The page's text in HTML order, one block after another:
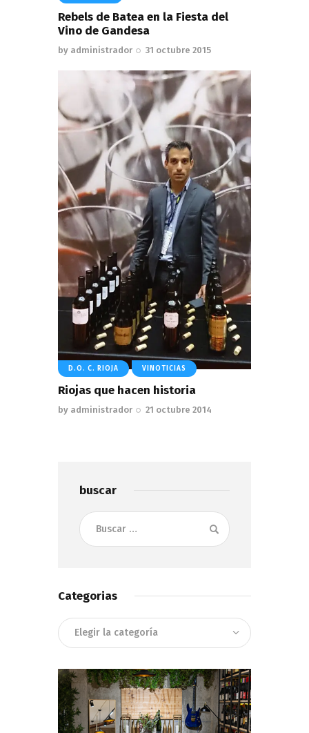
Rebels de Batea en la Fiesta del
Vino de Gandesa
by administrador 31 octubre 2015
D.O. C. RIOJA VINOTICIAS
Riojas que hacen historia
by administrador 21 octubre 2014
buscar
Buscar:
Categorias
Categorias